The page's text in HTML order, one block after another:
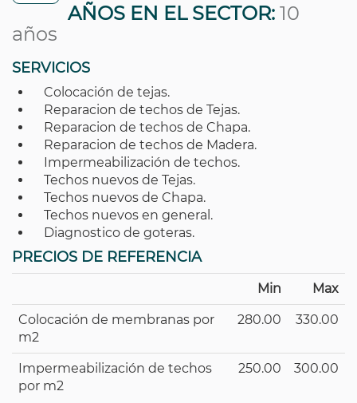
AÑOS EN EL SECTOR: 10
años
SERVICIOS
Colocación de tejas.
Reparacion de techos de Tejas.
Reparacion de techos de Chapa.
Reparacion de techos de Madera.
Impermeabilización de techos.
Techos nuevos de Tejas.
Techos nuevos de Chapa.
Techos nuevos en general.
Diagnostico de goteras.
PRECIOS DE REFERENCIA
Min Max
Colocación de membranas por
m2
280.00 330.00
Impermeabilización de techos
por m2
250.00 300.00